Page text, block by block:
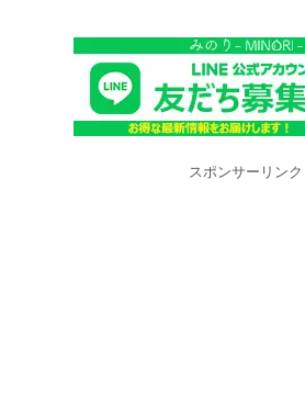
スポンサーリンク